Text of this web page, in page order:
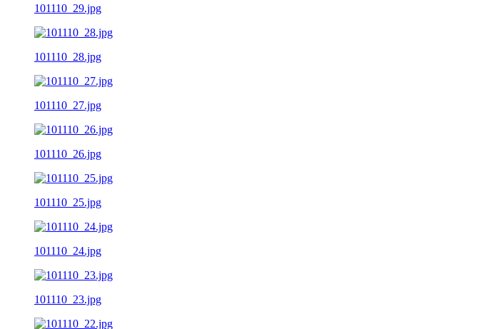
101110_29.jpg
101110_28.jpg
101110_27.jpg
101110_26.jpg
101110_25.jpg
101110_24.jpg
101110_23.jpg